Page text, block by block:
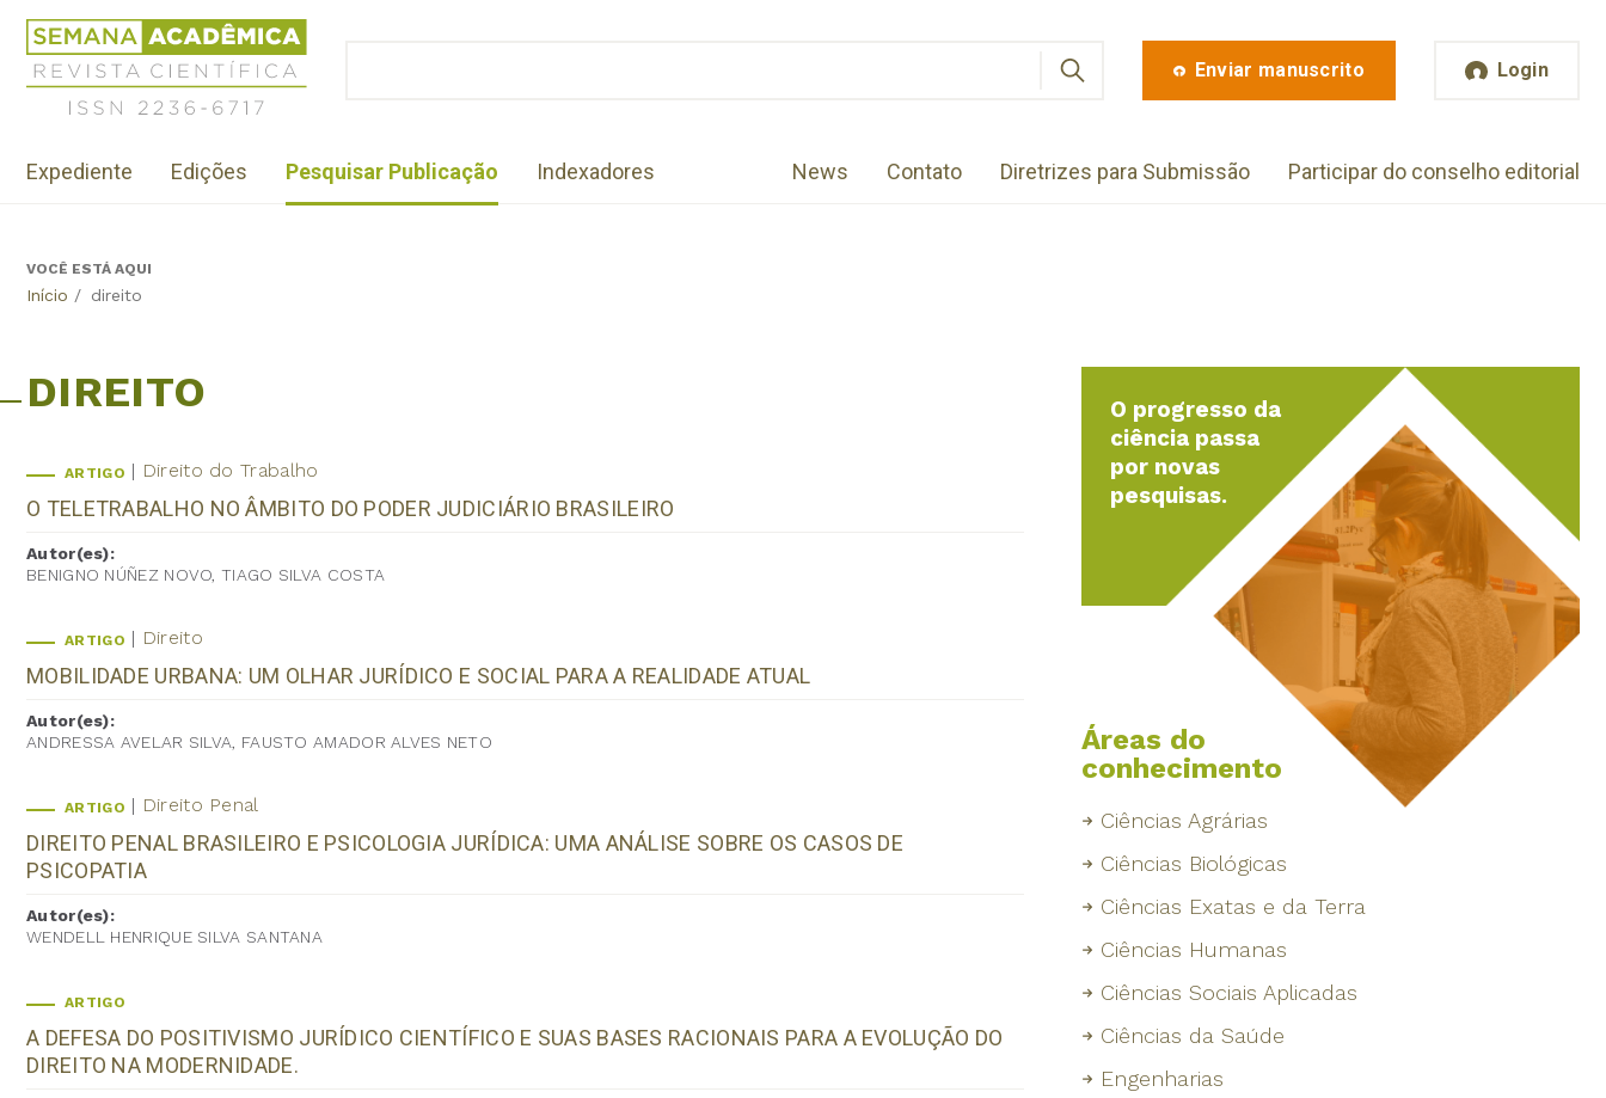
Jump
navigation
Revista
Científica
Semana
Acadêmica
2236-
Enviar manuscrito Login
Menu
institutional
Expediente Edições Pesquisar Publicação Indexadores News Contato Diretrizes para Submissão Participar do conselho editorial
BackVOCÊ ESTÁ AQUI
Início / direito
DIREITO
ARTIGO Direito do Trabalho
O TELETRABALHO NO ÂMBITO DO PODER JUDICIÁRIO BRASILEIRO
Autor(es):
BENIGNO NÚÑEZ NOVO, TIAGO SILVA COSTA
ARTIGO Direito
MOBILIDADE URBANA: UM OLHAR JURÍDICO E SOCIAL PARA A REALIDADE ATUAL
Autor(es):
ANDRESSA AVELAR SILVA, FAUSTO AMADOR ALVES NETO
ARTIGO Direito Penal
DIREITO PENAL BRASILEIRO E PSICOLOGIA JURÍDICA: UMA ANÁLISE SOBRE OS CASOS DE
PSICOPATIA
Autor(es):
WENDELL HENRIQUE SILVA SANTANA
ARTIGO
A DEFESA DO POSITIVISMO JURÍDICO CIENTÍFICO E SUAS BASES RACIONAIS PARA A EVOLUÇÃO DO
DIREITO NA MODERNIDADE.
O progresso da
ciência passa
por novas
pesquisas.
Áreas do
conhecimento
Ciências Agrárias
Ciências Biológicas
Ciências Exatas e da Terra
Ciências Humanas
Ciências Sociais Aplicadas
Ciências da Saúde
Engenharias